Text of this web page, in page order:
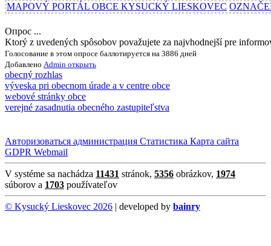
MAPOVÝ PORTÁL OBCE KYSUCKÝ LIESKOVEC
Опрос ...
Ktorý z uvedených spôsobov považujete za najvhodnejší pre
Голосование в этом опросе баллотируется на 3886 дней
Добавлено Admin открыть
obecný rozhlas
výveska pri obecnom úrade a v centre obce
webové stránky obce
verejné zasadnutia obecného zastupiteľstva
Авторизоваться администрация Статистика Карта сайта
GDPR Webmail
V systéme sa nachádza 11431 stránok, 5356 obrázkov, 1974
súborov a 1703 používateľov
© Kysucký Lieskovec 2026 | developed by bainry